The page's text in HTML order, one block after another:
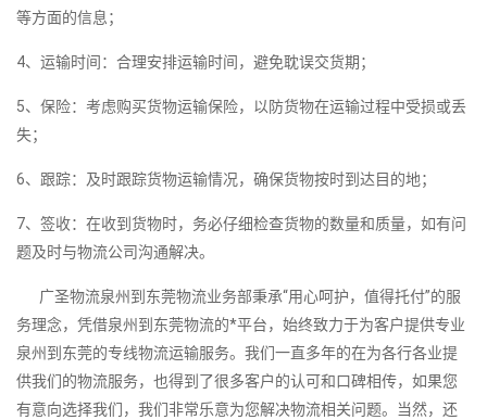
等方面的信息；
4、运输时间：合理安排运输时间，避免耽误交货期；
5、保险：考虑购买货物运输保险，以防货物在运输过程中受损或丢
失；
6、跟踪：及时跟踪货物运输情况，确保货物按时到达目的地；
7、签收：在收到货物时，务必仔细检查货物的数量和质量，如有问
题及时与物流公司沟通解决。
广圣物流泉州到东莞物流业务部秉承“用心呵护，值得托付”的服
务理念，凭借泉州到东莞物流的*平台，始终致力于为客户提供专业
泉州到东莞的专线物流运输服务。我们一直多年的在为各行各业提
供我们的物流服务，也得到了很多客户的认可和口碑相传，如果您
有意向选择我们，我们非常乐意为您解决物流相关问题。当然，还